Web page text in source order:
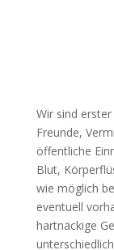
Wir sind
Freunde,
öffentliche
Blut,
wie möglich
eventuell
hartnäckige